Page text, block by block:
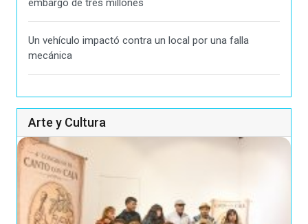
embargo de tres millones
Un vehículo impactó contra un local por una falla
mecánica
Arte y Cultura